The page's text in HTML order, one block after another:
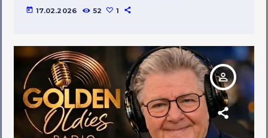
today 17.02.2026 52 1
person_outline